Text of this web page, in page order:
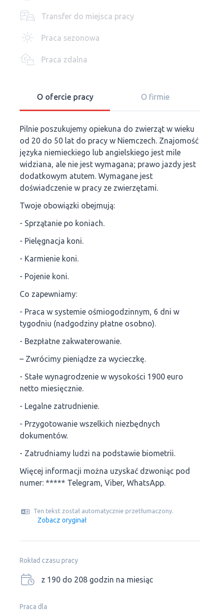
Transfer do miejsca pracy
Praca sezonowa
Praca zdalna
O ofercie pracy O firmie
Pilnie poszukujemy opiekuna do zwierząt w wieku
od 20 do 50 lat do pracy w Niemczech. Znajomość
języka niemieckiego lub angielskiego jest mile
widziana, ale nie jest wymagana; prawo jazdy jest
dodatkowym atutem. Wymagane jest
doświadczenie w pracy ze zwierzętami.
Twoje obowiązki obejmują:
- Sprzątanie po koniach.
- Pielęgnacja koni.
- Karmienie koni.
- Pojenie koni.
Co zapewniamy:
- Praca w systemie ośmiogodzinnym, 6 dni w
tygodniu (nadgodziny płatne osobno).
- Bezpłatne zakwaterowanie.
– Zwrócimy pieniądze za wycieczkę.
- Stałe wynagrodzenie w wysokości 1900 euro
netto miesięcznie.
- Legalne zatrudnienie.
- Przygotowanie wszelkich niezbędnych
dokumentów.
- Zatrudniamy ludzi na podstawie biometrii.
Więcej informacji można uzyskać dzwoniąc pod
numer: ***** Telegram, Viber, WhatsApp.
Ten tekst został automatycznie przetłumaczony.
Zobacz oryginał
Rokład czasu pracy
z 190 do 208 godzin na miesiąc
Praca dla